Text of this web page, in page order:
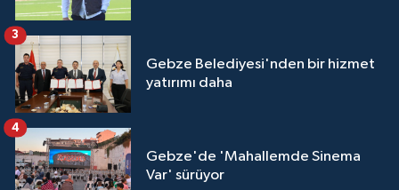
Gebze Belediyesi'nden bir hizmet
yatırımı daha
3
Gebze'de 'Mahallemde Sinema
Var' sürüyor
4